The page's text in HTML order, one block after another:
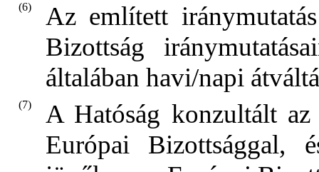
(6)
Az említett
Bizottság
általában havi/napi
(7)
A Hatóság konzultált
Európai Bizottsággal,